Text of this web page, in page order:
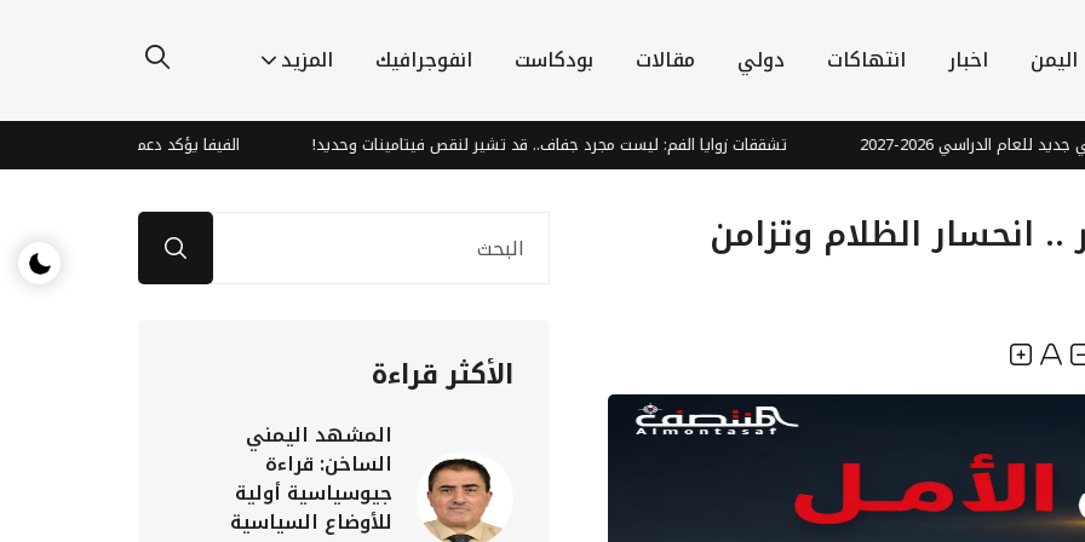
اليمن اخبار انتهاكات دولي مقالات بودكاست انفوجرافيك المزيد
الدراسي 2026-2027 تشققات زوايا الفم: ليست مجرد جفاف.. قد تشير لنقص فيتامينات وحديد! الفيفا يؤكد دعمه الكامل لإنفانتينو
انحسار الظلام وتزامن
الأكثر قراءة
المشهد اليمني
الساخن: قراءة
جيوسياسية أولية
للأوضاع السياسية